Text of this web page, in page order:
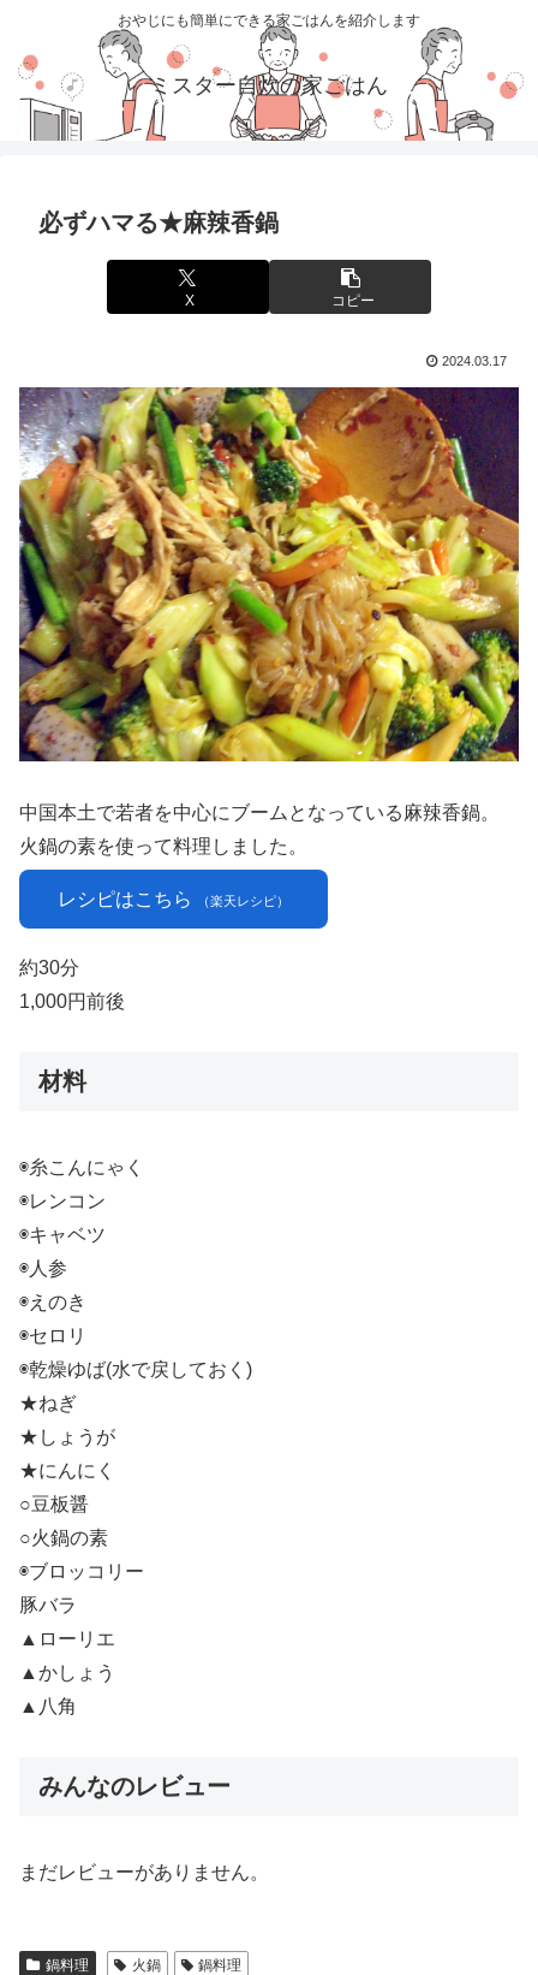
おやじにも簡単にできる家ごはんを紹介します
ミスター自炊の家ごはん
必ずハマる★麻辣香鍋
X コピー
2024.03.17
中国本土で若者を中心にブームとなっている麻辣香鍋。
火鍋の素を使って料理しました。
レシピはこちら （楽天レシピ）
約30分
1,000円前後
材料
◉糸こんにゃく
◉レンコン
◉キャベツ
◉人参
◉えのき
◉セロリ
◉乾燥ゆば(水で戻しておく)
★ねぎ
★しょうが
★にんにく
○豆板醤
○火鍋の素
◉ブロッコリー
豚バラ
▲ローリエ
▲かしょう
▲八角
みんなのレビュー
まだレビューがありません。
鍋料理 火鍋 鍋料理